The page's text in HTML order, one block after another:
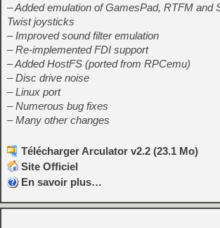
– Added emulation of GamesPad, RTFM and
Twist joysticks
– Improved sound filter emulation
– Re-implemented FDI support
– Added HostFS (ported from RPCemu)
– Disc drive noise
– Linux port
– Numerous bug fixes
– Many other changes
Télécharger Arculator v2.2 (23.1 Mo)
Site Officiel
En savoir plus…